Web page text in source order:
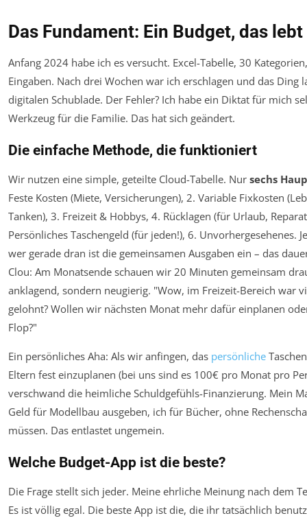
Das Fundament: Ein Budget, das lebt
Anfang 2024 habe ich es versucht. Excel-Tabelle, 30
Eingaben. Nach drei Wochen war ich erschlagen und das Ding
digitalen Schublade. Der Fehler? Ich habe ein Diktat für mich
Werkzeug für die Familie. Das hat sich geändert.
Die einfache Methode, die funktioniert
Wir nutzen eine simple, geteilte Cloud-Tabelle. Nur sechs
Feste Kosten (Miete, Versicherungen), 2. Variable Fixkosten
Tanken), 3. Freizeit & Hobbys, 4. Rücklagen (für Urlaub,
Persönliches Taschengeld (für jeden!), 6. Unvorhergesehenes.
wer gerade dran ist die gemeinsamen Ausgaben ein – das
Clou: Am Monatsende schauen wir 20 Minuten gemeinsam
anklagend, sondern neugierig. "Wow, im Freizeit-Bereich war
gelohnt? Wollen wir nächsten Monat mehr dafür einplanen
Flop?"
Ein persönliches Aha: Als wir anfingen, das persönliche
Eltern fest einzuplanen (bei uns sind es 100€ pro Monat pro
verschwand die heimliche Schuldgefühls-Finanzierung. Mein
Geld für Modellbau ausgeben, ich für Bücher, ohne
müssen. Das entlastet ungemein.
Welche Budget-App ist die beste?
Die Frage stellt sich jeder. Meine ehrliche Meinung nach dem
Es ist völlig egal. Die beste App ist die, die ihr tatsächlich